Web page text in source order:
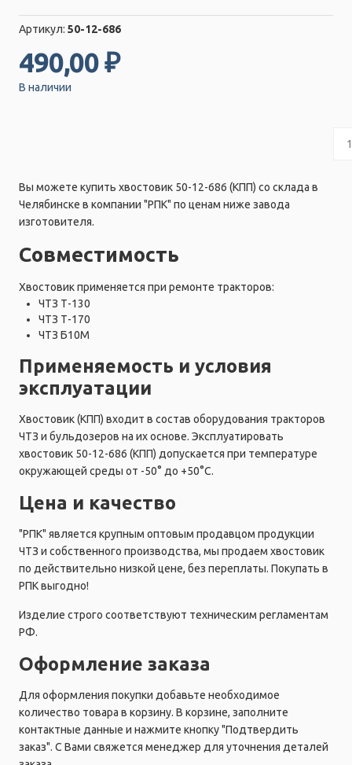
Артикул: 50-12-686
490,00 ₽
В наличии
Вы можете купить хвостовик 50-12-686 (КПП) со склада в
Челябинске в компании "РПК" по ценам ниже завода
изготовителя.
Совместимость
Хвостовик применяется при ремонте тракторов:
ЧТЗ Т-130
ЧТЗ Т-170
ЧТЗ Б10М
Применяемость и условия
эксплуатации
Хвостовик (КПП) входит в состав оборудования тракторов
ЧТЗ и бульдозеров на их основе. Эксплуатировать
хвостовик 50-12-686 (КПП) допускается при температуре
окружающей среды от -50° до +50°C.
Цена и качество
"РПК" является крупным оптовым продавцом продукции
ЧТЗ и собственного производства, мы продаем хвостовик
по действительно низкой цене, без переплаты. Покупать в
РПК выгодно!
Изделие строго соответствуют техническим регламентам
РФ.
Оформление заказа
Для оформления покупки добавьте необходимое
количество товара в корзину. В корзине, заполните
контактные данные и нажмите кнопку "Подтвердить
заказ". С Вами свяжется менеджер для уточнения деталей